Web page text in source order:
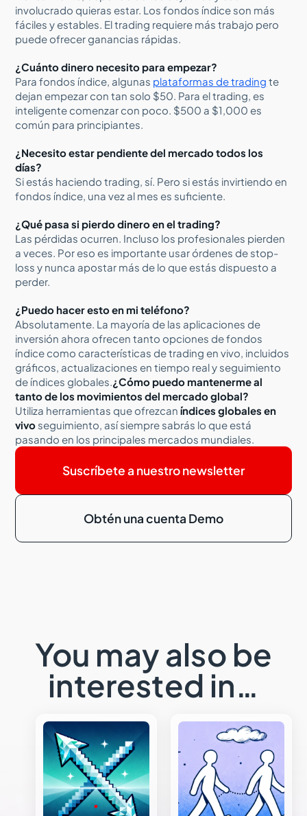
involucrado quieras estar. Los fondos índice son más
fáciles y estables. El trading requiere más trabajo pero
puede ofrecer ganancias rápidas.
¿Cuánto dinero necesito para empezar?
Para fondos índice, algunas plataformas de trading te
dejan empezar con tan solo $50. Para el trading, es
inteligente comenzar con poco. $500 a $1,000 es
común para principiantes.
¿Necesito estar pendiente del mercado todos los
días?
Si estás haciendo trading, sí. Pero si estás invirtiendo en
fondos índice, una vez al mes es suficiente.
¿Qué pasa si pierdo dinero en el trading?
Las pérdidas ocurren. Incluso los profesionales pierden
a veces. Por eso es importante usar órdenes de stop-
loss y nunca apostar más de lo que estás dispuesto a
perder.
¿Puedo hacer esto en mi teléfono?
Absolutamente. La mayoría de las aplicaciones de
inversión ahora ofrecen tanto opciones de fondos
índice como características de trading en vivo, incluidos
gráficos, actualizaciones en tiempo real y seguimiento
de índices globales.¿Cómo puedo mantenerme al
tanto de los movimientos del mercado global?
Utiliza herramientas que ofrezcaníndices globales en
vivo seguimiento, así siempre sabrás lo que está
pasando en los principales mercados mundiales.
Suscríbete a nuestro newsletter
Obtén una cuenta Demo
You may also be
interested in…